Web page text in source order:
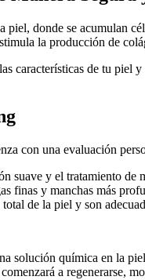
donde se acumulan
la producción de
características de tu piel
con una evaluación
suave y el tratamiento de
finas y manchas más
de la piel y son
solución química en la
a regenerarse,